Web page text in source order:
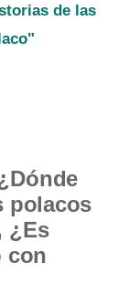
de las
polacos
¿Es
con